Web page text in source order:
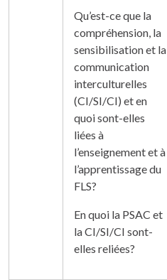
Qu’est-ce que la
compréhension, la
sensibilisation et la
communication
interculturelles
(CI/SI/CI) et en
quoi sont-elles
liées à
l’enseignement et à
l’apprentissage du
FLS?
En quoi la PSAC et
la CI/SI/CI sont-
elles reliées?